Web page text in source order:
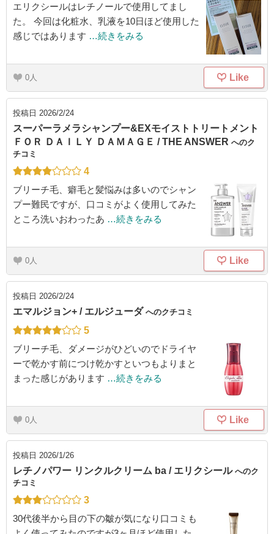
エリクシールはレチノールで使用してまし
た。 今回は化粧水、乳液を10日ほど使用した
感じではあります …続きをみる
0 Like
投稿日 2026/2/24
スーパーラメラシャンプー&EXモイストトリートメント
ＦＯＲ ＤＡＩＬＹ ＤＡＭＡＧＥ / THE ANSWER へのク
チコミ
4
ブリーチ毛、癖毛と髪悩みは多いのでシャン
プー難民ですが、口コミがよく使用してみた
ところ洗いおわったあ …続きをみる
0 Like
投稿日 2026/2/24
エマルジョン+ / エルジューダ へのクチコミ
5
ブリーチ毛、ダメージがひどいのでドライヤ
ーで乾かす前につけ乾かすといつもよりまと
まった感じがあります …続きをみる
0 Like
投稿日 2026/1/26
レチノパワー リンクルクリーム ba / エリクシール へのク
チコミ
3
30代後半から目の下の皺が気になり口コミも